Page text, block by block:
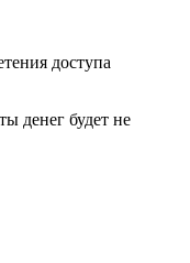
доступа
денег будет не